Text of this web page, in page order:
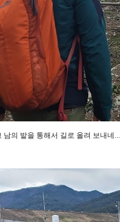
남의 밭을 통해서 길로 올려 보내네...